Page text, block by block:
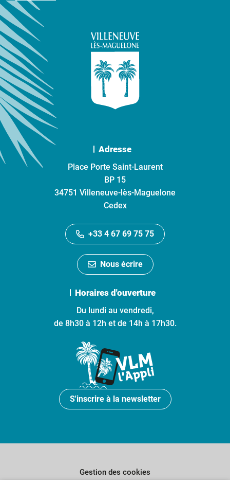
Adresse
Place Porte Saint-Laurent
BP 15
34751 Villeneuve-lès-Maguelone
Cedex
+33 4 67 69 75 75
Nous écrire
Horaires d'ouverture
Du lundi au vendredi,
de 8h30 à 12h et de 14h à 17h30.
S'inscrire à la newsletter
Gestion des cookies